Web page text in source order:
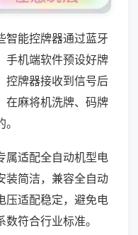
智能控牌器通过蓝牙
手机端软件预设好牌
控牌器接收到信号后
在麻将机洗牌、码牌
属适配全自动机型电
装简洁，兼容全自动
压适配稳定，避免电
符合行业标准。